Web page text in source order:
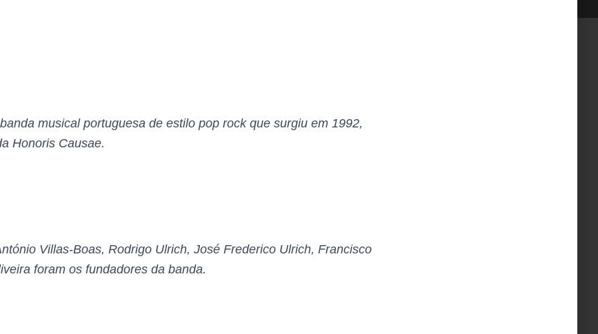
musical portuguesa de estilo pop rock que surgiu em 1992,
Honoris Causae.
Villas-Boas, Rodrigo Ulrich, José Frederico Ulrich, Francisco
foram os fundadores da banda.